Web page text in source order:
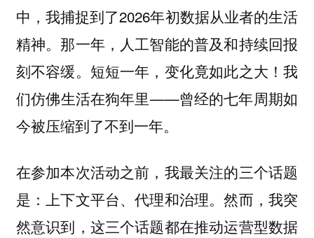
中，我捕捉到了2026年初数据从业者的生活
精神。那一年，人工智能的普及和持续回报
刻不容缓。短短一年，变化竟如此之大！我
们仿佛生活在狗年里——曾经的七年周期如
今被压缩到了不到一年。
在参加本次活动之前，我最关注的三个话题
是：上下文平台、代理和治理。然而，我突
然意识到，这三个话题都在推动运营型数据